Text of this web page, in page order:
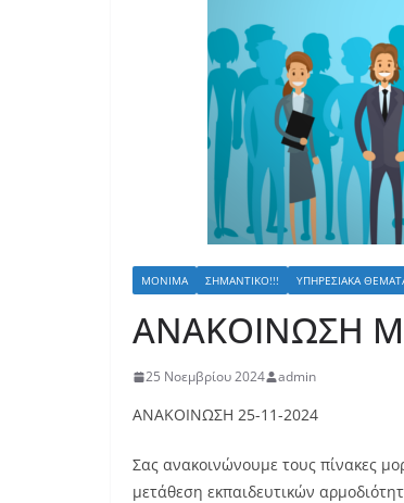
ΜΌΝΙΜΑ ΣΗΜΑΝΤΙΚΌ!!! ΥΠΗΡΕΣΙΑΚΆ
ΑΝΑΚΟΙΝΩΣΗ
25 Νοεμβρίου 2024 admin
ΑΝΑΚΟΙΝΩΣΗ 25-11-2024
Σας ανακοινώνουμε τους πίνακες
μετάθεση εκπαιδευτικών